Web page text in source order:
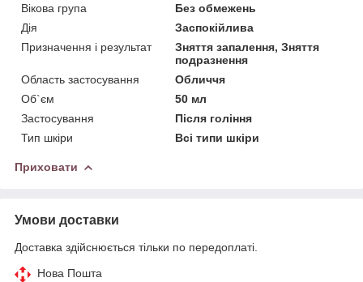
Вікова група
Без обмежень
Дія
Заспокійлива
Призначення і результат
Зняття запалення, Зняття
подразнення
Область застосування
Обличчя
Об`єм
50 мл
Застосування
Після гоління
Тип шкіри
Всі типи шкіри
Приховати
Умови доставки
Доставка здійснюється тільки по передоплаті.
Нова Пошта